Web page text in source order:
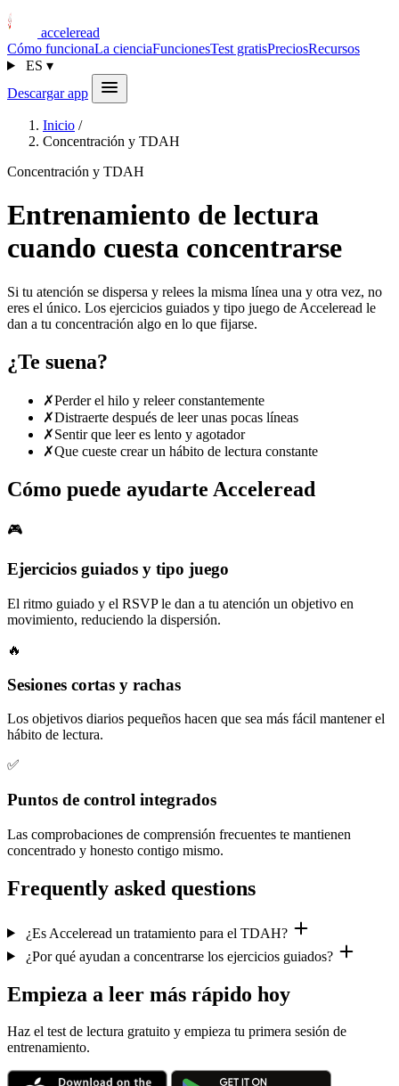
acceleread
Cómo funcionaLa cienciaFuncionesTest gratisPreciosRecursos
ES ▾
Descargar app
Inicio /
Concentración y TDAH
Concentración y TDAH
Entrenamiento de lectura
cuando cuesta concentrarse
Si tu atención se dispersa y relees la misma línea una y otra vez, no
eres el único. Los ejercicios guiados y tipo juego de Acceleread le
dan a tu concentración algo en lo que fijarse.
¿Te suena?
✗Perder el hilo y releer constantemente
✗Distraerte después de leer unas pocas líneas
✗Sentir que leer es lento y agotador
✗Que cueste crear un hábito de lectura constante
Cómo puede ayudarte Acceleread
🎮
Ejercicios guiados y tipo juego
El ritmo guiado y el RSVP le dan a tu atención un objetivo en
movimiento, reduciendo la dispersión.
🔥
Sesiones cortas y rachas
Los objetivos diarios pequeños hacen que sea más fácil mantener el
hábito de lectura.
✅
Puntos de control integrados
Las comprobaciones de comprensión frecuentes te mantienen
concentrado y honesto contigo mismo.
Frequently asked questions
¿Es Acceleread un tratamiento para el TDAH?
¿Por qué ayudan a concentrarse los ejercicios guiados?
Empieza a leer más rápido hoy
Haz el test de lectura gratuito y empieza tu primera sesión de
entrenamiento.